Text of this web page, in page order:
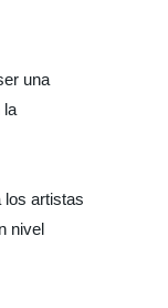
una
la
los artistas
nivel